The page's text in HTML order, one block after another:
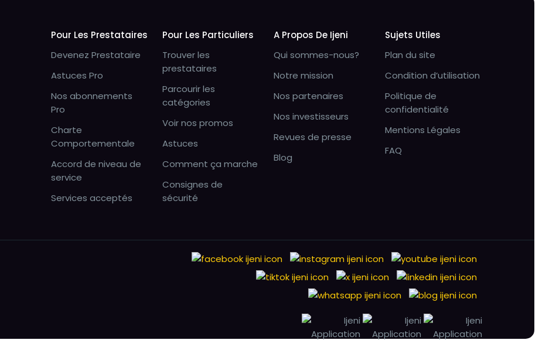
Pour Les Prestataires
Devenez Prestataire
Astuces Pro
Nos abonnements
Pro
Charte
Comportementale
Accord de niveau de
service
Services acceptés
Pour Les Particuliers
Trouver les
prestataires
Parcourir les
catégories
Voir nos promos
Astuces
Comment ça marche
Consignes de
sécurité
A Propos De Ijeni
Qui sommes-nous?
Notre mission
Nos partenaires
Nos investisseurs
Revues de presse
Blog
Sujets Utiles
Plan du site
Condition d’utilisation
Politique de
confidentialité
Mentions Légales
FAQ